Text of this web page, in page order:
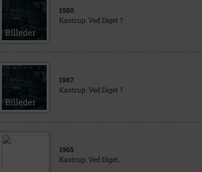
1980
Kastrup. Ved Diget ?
1967
Kastrup. Ved Diget ?
1965
Kastrup. Ved Diget.